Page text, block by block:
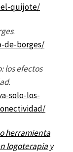
quijote/
.
de-borges/
los efectos
.
solo-los-
herramienta
logoterapia y